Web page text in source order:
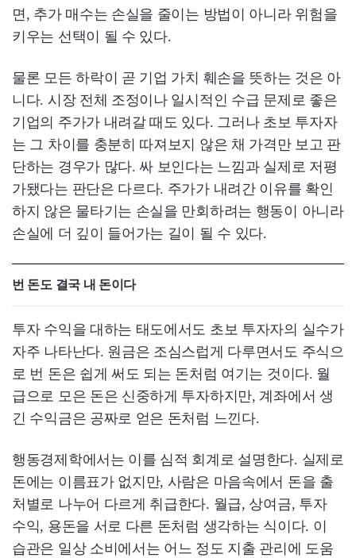
면, 추가 매수는 손실을 줄이는 방법이 아니라 위험을
키우는 선택이 될 수 있다.
물론 모든 하락이 곧 기업 가치 훼손을 뜻하는 것은 아
니다. 시장 전체 조정이나 일시적인 수급 문제로 좋은
기업의 주가가 내려갈 때도 있다. 그러나 초보 투자자
는 그 차이를 충분히 따져보지 않은 채 가격만 보고 판
단하는 경우가 많다. 싸 보인다는 느낌과 실제로 저평
가됐다는 판단은 다르다. 주가가 내려간 이유를 확인
하지 않은 물타기는 손실을 만회하려는 행동이 아니라
손실에 더 깊이 들어가는 길이 될 수 있다.
번 돈도 결국 내 돈이다
투자 수익을 대하는 태도에서도 초보 투자자의 실수가
자주 나타난다. 원금은 조심스럽게 다루면서도 주식으
로 번 돈은 쉽게 써도 되는 돈처럼 여기는 것이다. 월
급으로 모은 돈은 신중하게 투자하지만, 계좌에서 생
긴 수익금은 공짜로 얻은 돈처럼 느낀다.
행동경제학에서는 이를 심적 회계로 설명한다. 실제로
돈에는 이름표가 없지만, 사람은 마음속에서 돈을 출
처별로 나누어 다르게 취급한다. 월급, 상여금, 투자
수익, 용돈을 서로 다른 돈처럼 생각하는 식이다. 이
습관은 일상 소비에서는 어느 정도 지출 관리에 도움